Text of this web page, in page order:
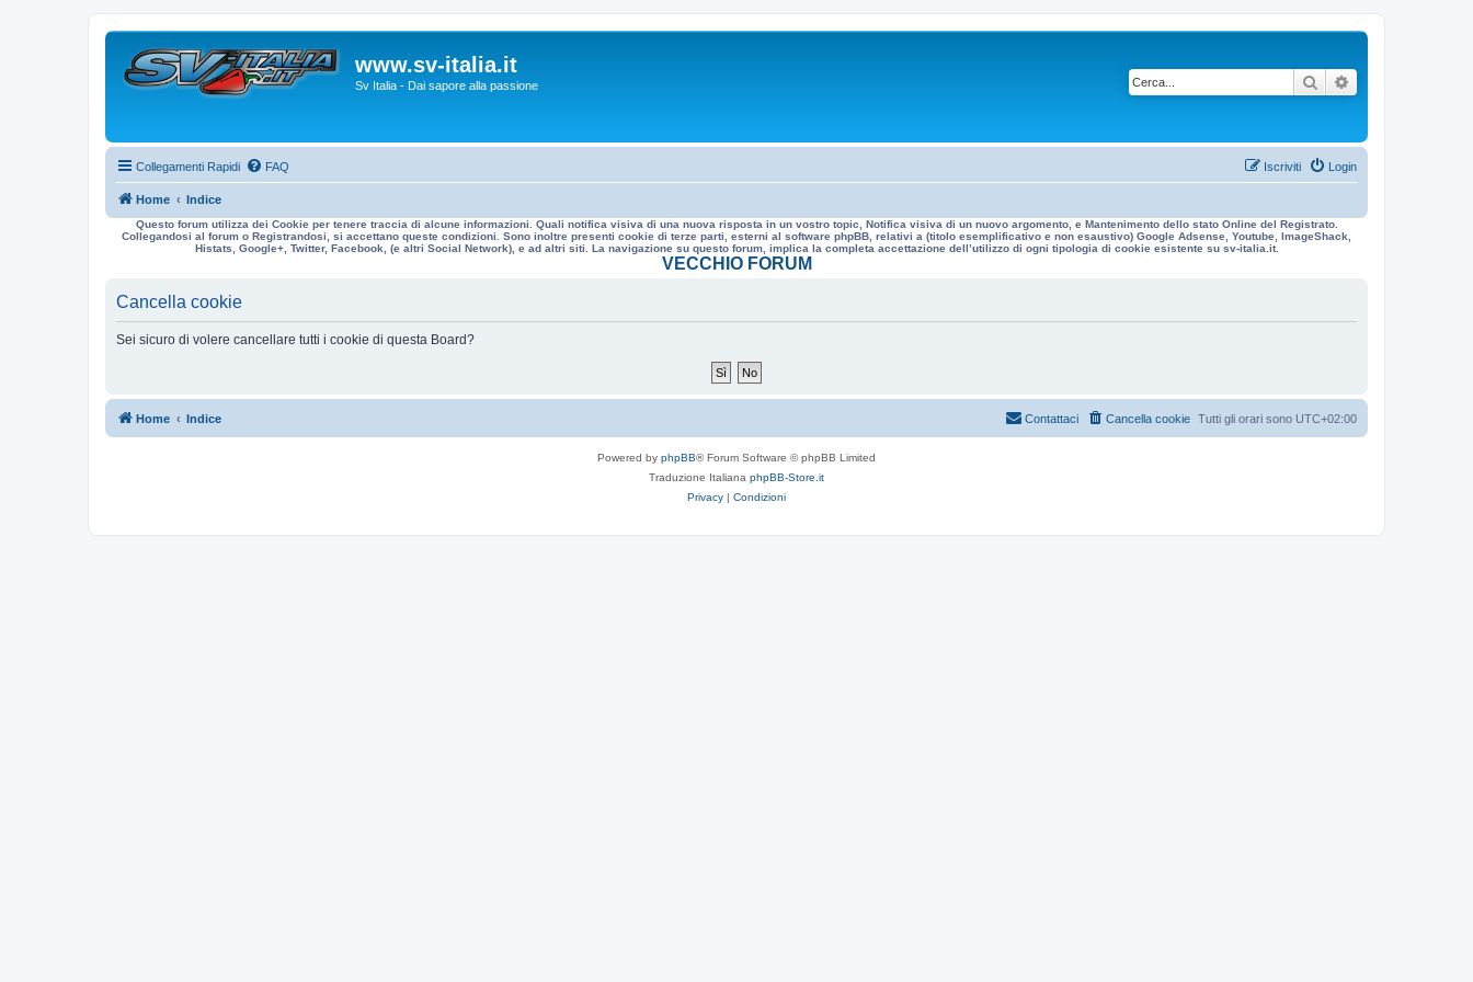
www.sv-italia.it
Sv Italia - Dai sapore alla passione Cerca
Collegamenti Rapidi FAQ Login
Iscriviti
Home Indice
Questo forum utilizza dei Cookie per tenere traccia di alcune informazioni. Quali notifica visiva di una nuova risposta in un vostro topic, Notifica visiva di un nuovo argomento, e Mantenimento dello stato Online del Registrato.
Collegandosi al forum o Registrandosi, si accettano queste condizioni. Sono inoltre presenti cookie di terze parti, esterni al software phpBB, relativi a (titolo esemplificativo e non esaustivo) Google Adsense, Youtube, ImageShack,
Histats, Google+, Twitter, Facebook, (e altri Social Network), e ad altri siti. La navigazione su questo forum, implica la completa accettazione dell’utilizzo di ogni tipologia di cookie esistente su sv-italia.it.
VECCHIO FORUM
Cancella cookie
Sei sicuro di volere cancellare tutti i cookie di questa Board?
Home Indice Tutti gli orari sono UTC+02:00
Cancella cookie
Contattaci
Powered by phpBB® Forum Software © phpBB Limited
Traduzione Italiana phpBB-Store.it
Privacy | Condizioni